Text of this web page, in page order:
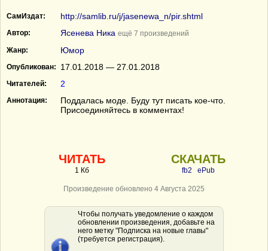
СамИздат: http://samlib.ru/j/jasenewa_n/pir.shtml
Автор: Ясенева Ника ещё 7 произведений
Жанр:
Юмор
Опубликован: 17.01.2018 — 27.01.2018
Читателей: 2
Аннотация:
Поддалась моде. Буду тут писать кое-что.
Присоединяйтесь в комментах!
ЧИТАТЬ
1 Кб
СКАЧАТЬ
fb2 ePub
Произведение обновлено 4 Августа 2025
Чтобы получать уведомление о каждом
обновлении произведения, добавьте на
него метку "Подписка на новые главы"
(требуется регистрация).